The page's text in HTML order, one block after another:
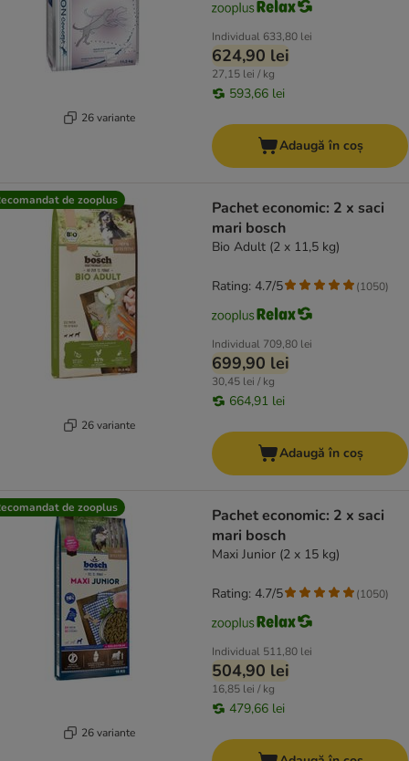
26 variante
Individual 633,80 lei
624,90 lei
27,15 lei / kg
593,66 lei
Adaugă în coș
de zooplus
26 variante
Pachet economic: 2 x saci
mari bosch
Bio Adult (2 x 11,5 kg)
Individual 709,80 lei
699,90 lei
30,45 lei / kg
664,91 lei
Rating: 4.7/5 (1050)
Adaugă în coș
de zooplus
26 variante
Pachet economic: 2 x saci
mari bosch
Maxi Junior (2 x 15 kg)
Individual 511,80 lei
504,90 lei
16,85 lei / kg
479,66 lei
Rating: 4.7/5 (1050)